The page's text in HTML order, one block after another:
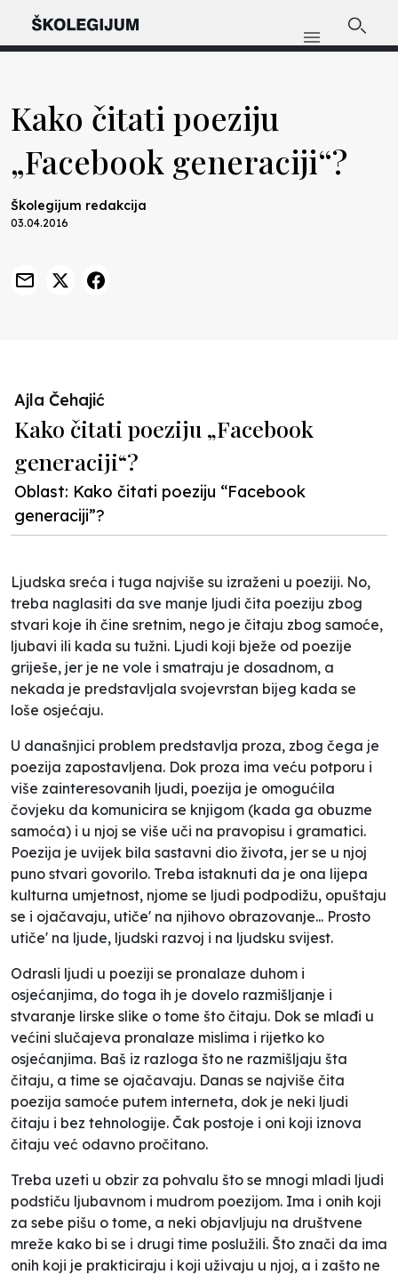
Kako čitati poeziju
„Facebook generaciji“?
Školegijum redakcija
03.04.2016
Ajla Čehajić
Kako čitati poeziju „Facebook
generaciji“?
Oblast: Kako čitati poeziju “Facebook
generaciji”?
Ljudska sreća i tuga najviše su izraženi u poeziji. No,
treba naglasiti da sve manje ljudi čita poeziju zbog
stvari koje ih čine sretnim, nego je čitaju zbog samoće,
ljubavi ili kada su tužni. Ljudi koji bježe od poezije
griješe, jer je ne vole i smatraju je dosadnom, a
nekada je predstavljala svojevrstan bijeg kada se
loše osjećaju.
U današnjici problem predstavlja proza, zbog čega je
poezija zapostavljena. Dok proza ima veću potporu i
više zainteresovanih ljudi, poezija je omogućila
čovjeku da komunicira se knjigom (kada ga obuzme
samoća) i u njoj se više uči na pravopisu i gramatici.
Poezija je uvijek bila sastavni dio života, jer se u njoj
puno stvari govorilo. Treba istaknuti da je ona lijepa
kulturna umjetnost, njome se ljudi podpodižu, opuštaju
se i ojačavaju, utiče' na njihovo obrazovanje... Prosto
utiče' na ljude, ljudski razvoj i na ljudsku svijest.
Odrasli ljudi u poeziji se pronalaze duhom i
osjećanjima, do toga ih je dovelo razmišljanje i
stvaranje lirske slike o tome što čitaju. Dok se mlađi u
većini slučajeva pronalaze mislima i rijetko ko
osjećanjima. Baš iz razloga što ne razmišljaju šta
čitaju, a time se ojačavaju. Danas se najviše čita
poezija samoće putem interneta, dok je neki ljudi
čitaju i bez tehnologije. Čak postoje i oni koji iznova
čitaju već odavno pročitano.
Treba uzeti u obzir za pohvalu što se mnogi mladi ljudi
podstiču ljubavnom i mudrom poezijom. Ima i onih koji
za sebe pišu o tome, a neki objavljuju na društvene
mreže kako bi se i drugi time poslužili. Što znači da ima
onih koji je prakticiraju i koji uživaju u njoj, a i zašto ne